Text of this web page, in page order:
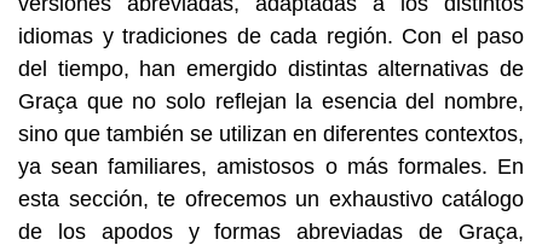
idiomas y tradiciones de cada región. Con el paso
del tiempo, han emergido distintas alternativas de
Graça que no solo reflejan la esencia del nombre,
sino que también se utilizan en diferentes contextos,
ya sean familiares, amistosos o más formales. En
esta sección, te ofrecemos un exhaustivo catálogo
de los apodos y formas abreviadas de Graça,